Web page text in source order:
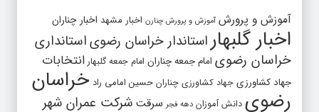
آموزش و پرورش آموزش و پرورش چنارن اخبار مشهد اخبار چناران
اخبار گلبهار استاندار خراسان رضویاستانداری
خراسان رضوی امام جمعه چناران امام جمعه گلبهار انتخابات
جهاد کشاورزی جهاد کشاورزی چناران حسین امامی راد خراسان
رضوی دانش آموزان دهه فجر سرقت شرکت عمران شهر